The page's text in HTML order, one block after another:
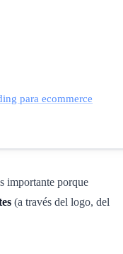
para ecommerce
importante porque
(a través del logo, del